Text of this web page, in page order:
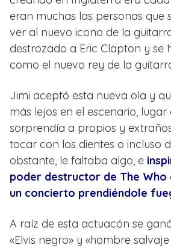
eran muchas las personas
ver al nuevo icono de la
destrozado a Eric Clapton y se
como el nuevo rey de la
Jimi aceptó esta nueva ola y
más lejos en el escenario,
sorprendía a propios y
tocar con los dientes o incluso
obstante, le faltaba algo, e
poder destructor de The Who
un concierto prendiéndole
A raíz de esta actuacón se
«Elvis negro» y «hombre